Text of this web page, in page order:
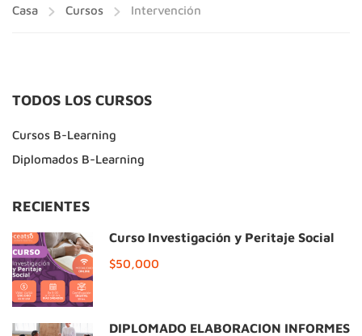
Casa Cursos Intervención
TODOS LOS CURSOS
Cursos B-Learning
Diplomados B-Learning
RECIENTES
Curso Investigación y Peritaje Social
$50,000
DIPLOMADO ELABORACIÓN INFORMES